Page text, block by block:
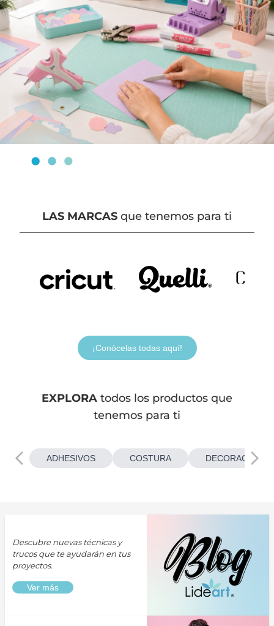
LAS MARCAS que tenemos para ti
¡Conócelas todas aquí!
EXPLORA todos los productos que
tenemos para ti
ADHESIVOS COSTURA
Descubre nuevas técnicas y
trucos que te ayudarán en tus
proyectos.
Ver más